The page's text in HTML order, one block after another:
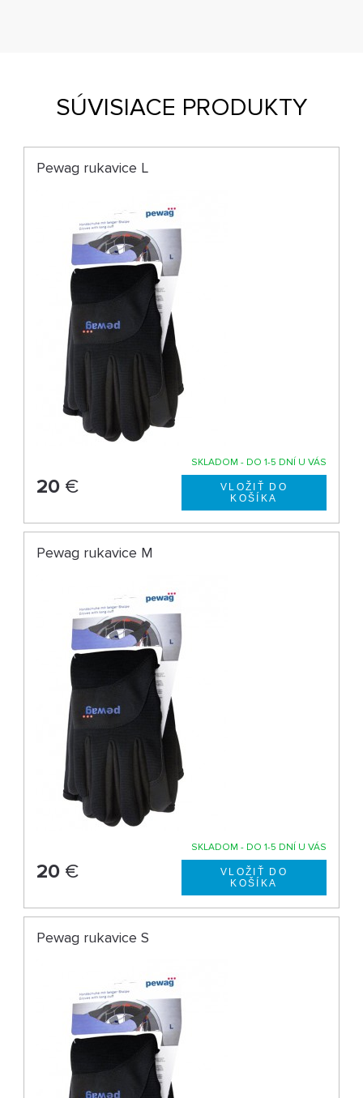
SÚVISIACE PRODUKTY
Pewag rukavice L
SKLADOM - DO 1-5 DNÍ U VÁS
20 €
Pewag rukavice M
SKLADOM - DO 1-5 DNÍ U VÁS
20 €
Pewag rukavice S